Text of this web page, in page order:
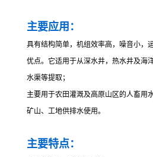
主要应用：
具有结构简单，机组效率高，噪音小，
优点。它适用于从深水井，热水井及海
水渠等提取；
主要用于农田灌溉及高原山区的人畜用
矿山、工地供排水使用。
主要特点：